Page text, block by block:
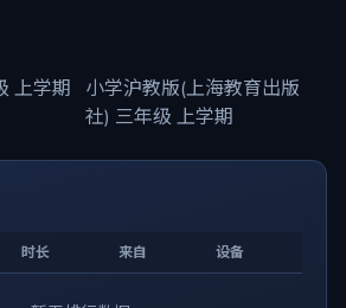
上学期
小学沪教版(上海教育出版
社) 三年级 上学期
时长 来自 设备